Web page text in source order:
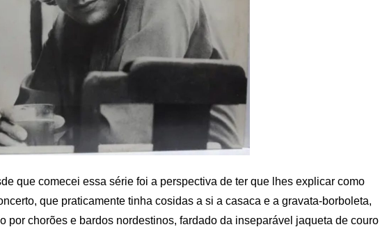
que comecei essa série foi a perspectiva de ter que lhes explicar como
que praticamente tinha cosidas a si a casaca e a gravata-borboleta,
por chorões e bardos nordestinos, fardado da inseparável jaqueta de couro